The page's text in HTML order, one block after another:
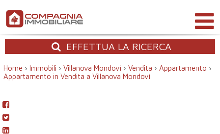
EFFETTUA LA RICERCA
Home › Immobili › Villanova Mondovì › Vendita › Appartamento ›
Appartamento in Vendita a Villanova Mondovì